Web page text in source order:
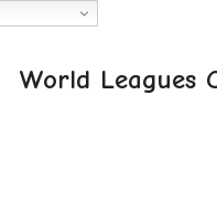
World Leagues